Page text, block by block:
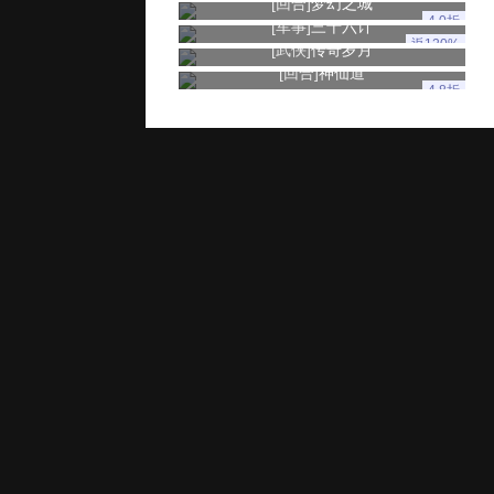
4.0折
[军事]三十六计
返120%
[武侠]传奇岁月
[回合]神仙道
4.8折